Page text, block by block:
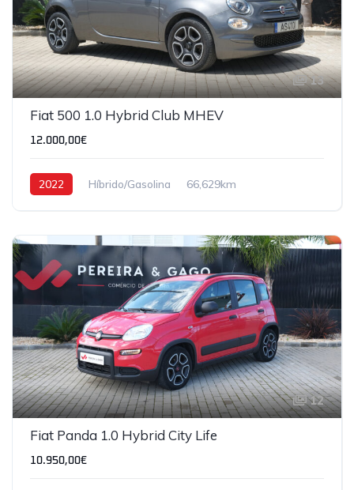
13
Fiat 500 1.0 Hybrid Club MHEV
12.000,00€
2022 Híbrido/Gasolina 66,629km
12
Fiat Panda 1.0 Hybrid City Life
10.950,00€